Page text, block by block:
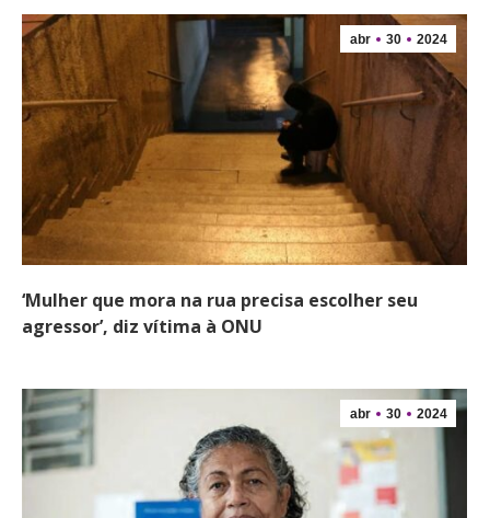
abr 30 2024
‘Mulher que mora na rua precisa escolher seu
agressor’, diz vítima à ONU
abr 30 2024